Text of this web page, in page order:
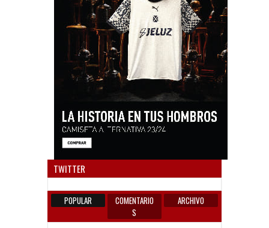
TWITTER
POPULAR
COMENTARIO
S
ARCHIVO